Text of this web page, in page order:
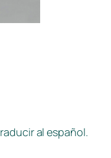
al español.